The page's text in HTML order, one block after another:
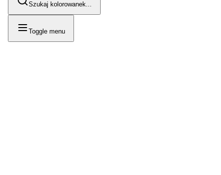
Szukaj kolorowanek...
Toggle menu